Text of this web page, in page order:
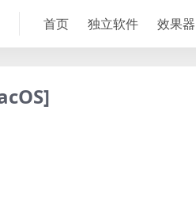
首页 独立软件 效果器